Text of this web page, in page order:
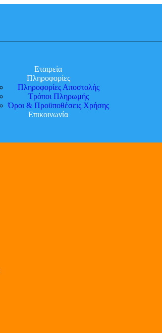
Εταιρεία
Πληροφορίες
Πληροφορίες Αποστολής
Τρόποι Πληρωμής
Όροι & Προϋποθέσεις Χρήσης
Επικοινωνία